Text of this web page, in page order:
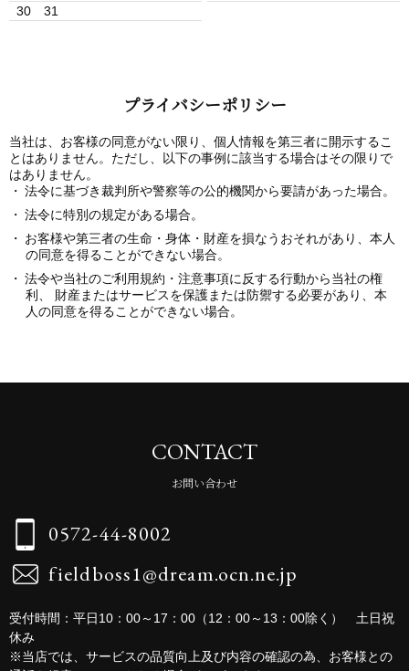
30
31
プライバシーポリシー
当社は、お客様の同意がない限り、個人情報を第三者に開示するこ
とはありません。ただし、以下の事例に該当する場合はその限りで
はありません。
法令に基づき裁判所や警察等の公的機関から要請があった場合。
法令に特別の規定がある場合。
お客様や第三者の生命・身体・財産を損なうおそれがあり、本人
の同意を得ることができない場合。
法令や当社のご利用規約・注意事項に反する行動から当社の権
利、 財産またはサービスを保護または防禦する必要があり、本
人の同意を得ることができない場合。
CONTACT
お問い合わせ
0572-44-8002
fieldboss1@dream.ocn.ne.jp
受付時間：平日10：00～17：00（12：00～13：00除く） 土日祝
休み
※当店では、サービスの品質向上及び内容の確認の為、お客様との